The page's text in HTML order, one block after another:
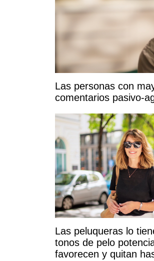
Las personas con
comentarios pasivo-
Las peluqueras lo
tonos de pelo
favorecen y quitan